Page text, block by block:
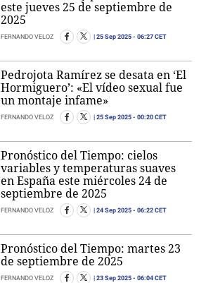
este jueves 25 de septiembre de
2025
FERNANDO VELOZ 25 Sep 2025 - 06:27 CET
Pedrojota Ramírez se desata en ‘El
Hormiguero’: «El vídeo sexual fue
un montaje infame»
FERNANDO VELOZ 25 Sep 2025 - 00:20 CET
Pronóstico del Tiempo: cielos
variables y temperaturas suaves
en España este miércoles 24 de
septiembre de 2025
FERNANDO VELOZ 24 Sep 2025 - 06:22 CET
Pronóstico del Tiempo: martes 23
de septiembre de 2025
FERNANDO VELOZ 23 Sep 2025 - 06:04 CET